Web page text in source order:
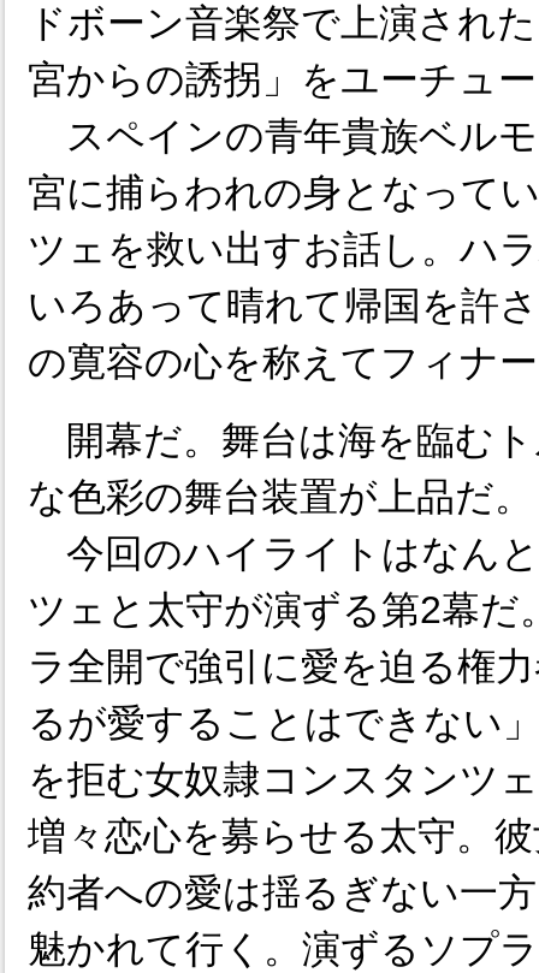
ドボーン音楽祭で上演され
宮からの誘拐」をユーチュ
スペインの青年貴族ベル
宮に捕らわれの身となって
ツェを救い出すお話し。ハ
いろあって晴れて帰国を許
の寛容の心を称えてフィナ
開幕だ。舞台は海を臨む
な色彩の舞台装置が上品だ。
今回のハイライトはなん
ツェと太守が演ずる第2幕だ
ラ全開で強引に愛を迫る権
るが愛することはできない
を拒む女奴隷コンスタンツ
増々恋心を募らせる太守。
約者への愛は揺るぎない一
魅かれて行く。演ずるソプ